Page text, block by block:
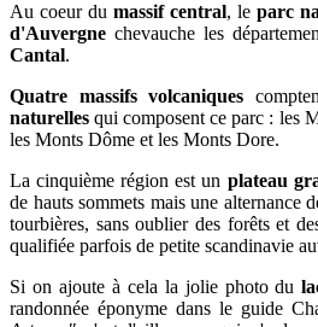
Au coeur du massif central, le parc
d'Auvergne chevauche les
Cantal.
Quatre massifs volcaniques
naturelles qui composent ce parc : les
les Monts Dôme et les Monts Dore.
La cinquième région est un plateau
de hauts sommets mais une alternance
tourbières, sans oublier des forêts et
qualifiée parfois de petite scandinavie
Si on ajoute à cela la jolie photo du
randonnée éponyme dans le guide